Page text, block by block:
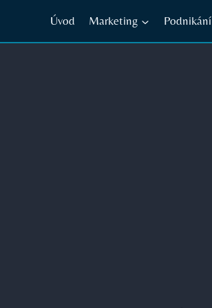
Úvod Marketing Podnikání